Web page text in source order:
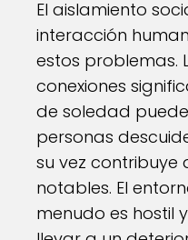
El aislamiento
interacción
estos problemas.
conexiones
de soledad
personas
su vez contribuye
notables. El
menudo es hostil